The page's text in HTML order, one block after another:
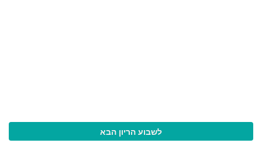
לשבוע הריון הבא